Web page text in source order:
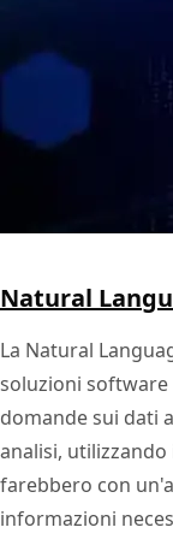
Natural
La Natural
soluzioni software
domande sui dati
analisi,
farebbero con
informazioni